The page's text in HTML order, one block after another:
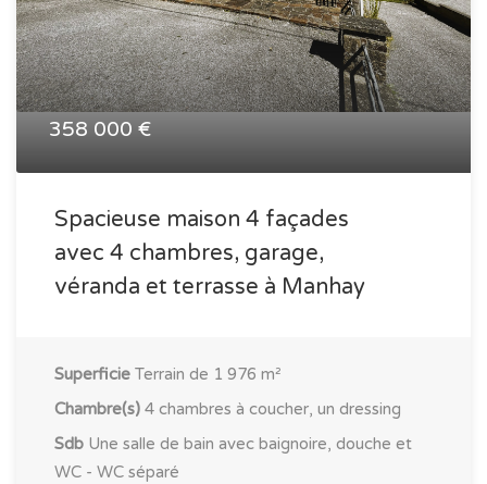
358 000 €
Spacieuse maison 4 façades
avec 4 chambres, garage,
véranda et terrasse à Manhay
Superficie Terrain de 1 976 m²
Chambre(s) 4 chambres à coucher, un dressing
Sdb Une salle de bain avec baignoire, douche et
WC - WC séparé